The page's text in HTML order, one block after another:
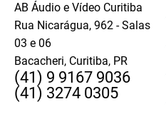
AB Áudio e Vídeo Curitiba
Rua Nicarágua, 962 - Salas
03 e 06
Bacacheri, Curitiba, PR
(41) 9 9167 9036
(41) 3274 0305